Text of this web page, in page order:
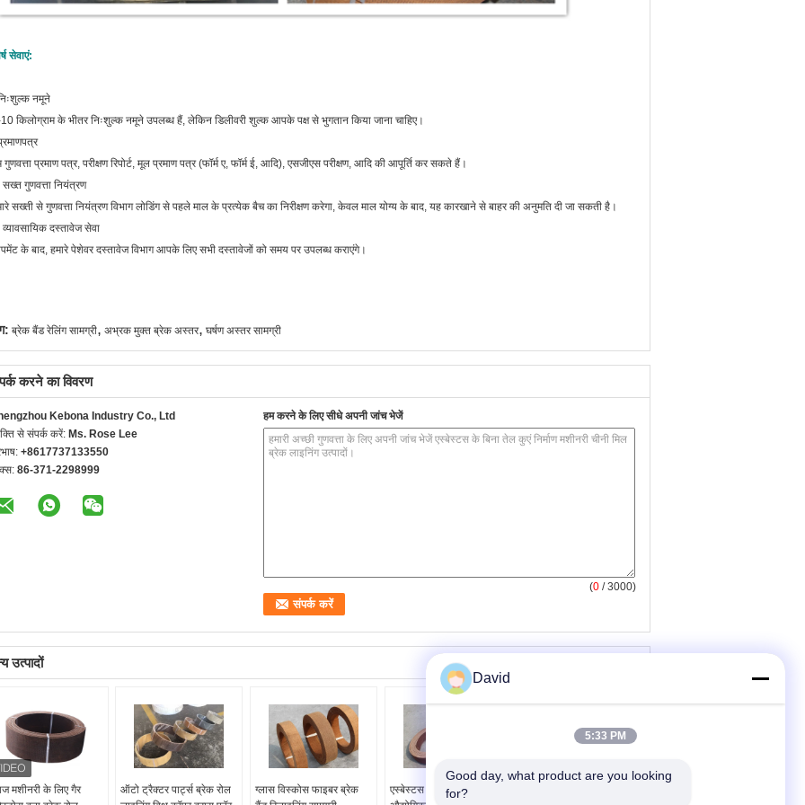
सेवाएं:
नमूने
किलोग्राम के भीतर निःशुल्क नमूने उपलब्ध हैं, लेकिन डिलीवरी शुल्क आपके पक्ष से भुगतान किया जाना चाहिए।
गुणवत्ता प्रमाण पत्र, परीक्षण रिपोर्ट, मूल प्रमाण पत्र (फॉर्म ए, फॉर्म ई, आदि), एसजीएस परीक्षण, आदि की आपूर्ति कर सकते हैं।
गुणवत्ता नियंत्रण
सख्ती से गुणवत्ता नियंत्रण विभाग लोडिंग से पहले माल के प्रत्येक बैच का निरीक्षण करेगा, केवल माल योग्य के बाद, यह कारखाने से बाहर की अनुमति दी जा सकती है।
दस्तावेज सेवा
के बाद, हमारे पेशेवर दस्तावेज विभाग आपके लिए सभी दस्तावेजों को समय पर उपलब्ध कराएंगे।
ब्रेक बैंड रेलिंग सामग्री, अभ्रक मुक्त ब्रेक अस्तर, घर्षण अस्तर सामग्री
करने का विवरण
Kebona Industry Co., Ltd
से संपर्क करें: Ms. Rose Lee
+8617737133550
86-371-2298999
हम करने के लिए सीधे अपनी जांच भेजें
(0 / 3000)
उत्पादों
मशीनरी के लिए गैर
ऑटो ट्रैक्टर पार्ट्स ब्रेक रोल
ग्लास विस्कोस फाइबर ब्रेक
एस्बेस्टस राल ब्रेक रोल अस्तर
David
5:33 PM
Good day, what product are you looking
for?